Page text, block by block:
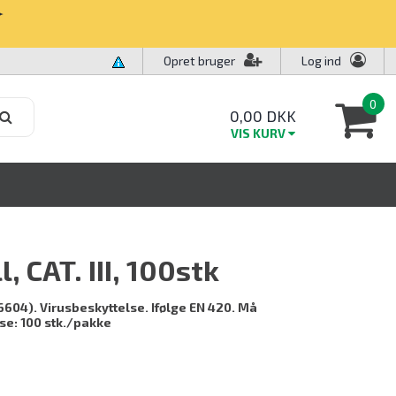
Opret bruger Log ind
0,00 DKK
VIS KURV
0
CAT. III, 100stk
Virusbeskyttelse. Ifølge EN 420. Må
100 stk./pakke